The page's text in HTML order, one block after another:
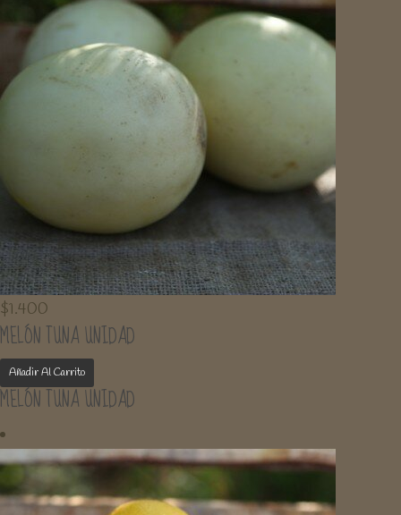
$1.400
MELÓN TUNA UNIDAD
Añadir Al Carrito
MELÓN TUNA UNIDAD